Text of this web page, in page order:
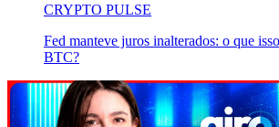
CRYPTO PULSE
Fed manteve juros inalterados: o que
BTC?